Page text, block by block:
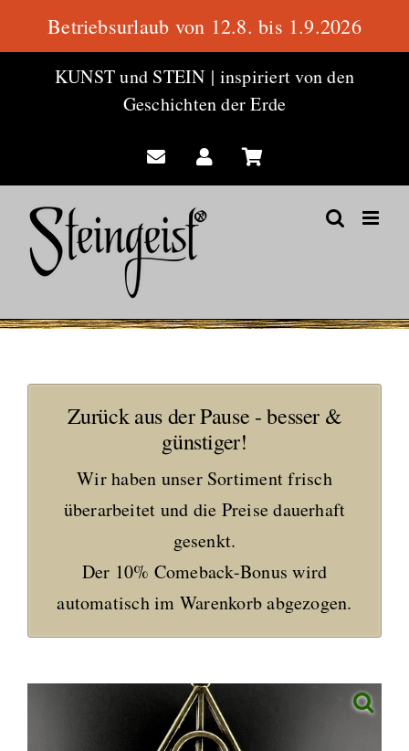
KUNST und STEIN | inspiriert von den
Geschichten der Erde
Zurück aus der Pause - besser &
günstiger!
Wir haben unser Sortiment frisch
überarbeitet und die Preise dauerhaft
gesenkt.
Der 10% Comeback-Bonus wird
automatisch im Warenkorb abgezogen.
Betriebsurlaub von 12.8. bis 1.9.2026